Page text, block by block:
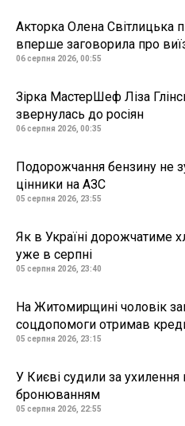
Акторка Олена Світлицька
вперше заговорила про
06 серпня 2026, 00:55
Зірка МастерШеф Ліза
звернулась до росіян
06 серпня 2026, 00:35
Подорожчання бензину не
цінники на АЗС
05 серпня 2026, 23:55
Як в Україні дорожчатиме
уже в серпні
05 серпня 2026, 23:40
На Житомирщині чоловік
соцдопомоги отримав
05 серпня 2026, 23:15
У Києві судили за ухилення
бронюванням
05 серпня 2026, 22:55